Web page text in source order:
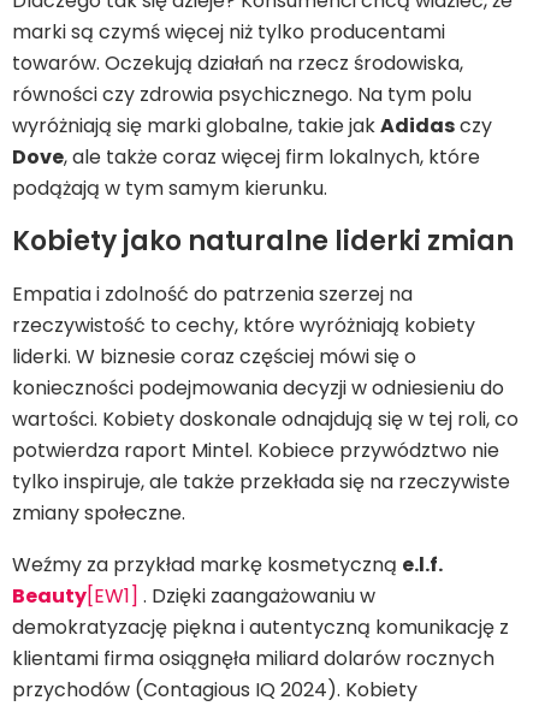
marki są czymś więcej niż tylko producentami
towarów. Oczekują działań na rzecz środowiska,
równości czy zdrowia psychicznego. Na tym polu
wyróżniają się marki globalne, takie jakAdidasczy
Dove, ale także coraz więcej firm lokalnych, które
podążają w tym samym kierunku.
Kobiety jako naturalne liderki zmian
Empatia i zdolność do patrzenia szerzej na
rzeczywistość to cechy, które wyróżniają kobiety
liderki. W biznesie coraz częściej mówi się o
konieczności podejmowania decyzji w odniesieniu do
wartości. Kobiety doskonale odnajdują się w tej roli, co
potwierdza raport Mintel. Kobiece przywództwo nie
tylko inspiruje, ale także przekłada się na rzeczywiste
zmiany społeczne.
Weźmy za przykład markę kosmetyczną e.l.f.
Beauty[EW1] . Dzięki zaangażowaniu w
demokratyzację piękna i autentyczną komunikację z
klientami firma osiągnęła miliard dolarów rocznych
przychodów (Contagious IQ 2024). Kobiety